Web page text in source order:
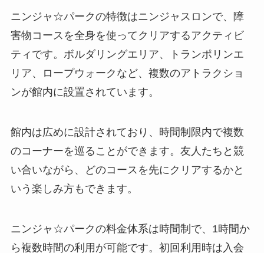
ニンジャ☆パークの特徴はニンジャスロンで、障
害物コースを全身を使ってクリアするアクティビ
ティです。ボルダリングエリア、トランポリンエ
リア、ロープウォークなど、複数のアトラクショ
ンが館内に設置されています。
館内は広めに設計されており、時間制限内で複数
のコーナーを巡ることができます。友人たちと競
い合いながら、どのコースを先にクリアするかと
いう楽しみ方もできます。
ニンジャ☆パークの料金体系は時間制で、1時間か
ら複数時間の利用が可能です。初回利用時は入会